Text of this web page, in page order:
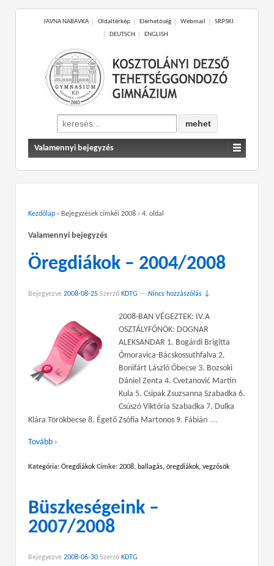
JAVNA NABAVKA Oldaltérkép Elérhetőség Webmail
SRPSKI
DEUTSCH
ENGLISH
Search
for:
Valamennyi bejegyzés
Kezdőlap › Bejegyzések címkéi 2008 › 4. oldal
Valamennyi bejegyzés
Öregdiákok – 2004/2008
Bejegyezve 2008-08-25 Szerző KDTG — Nincs hozzászólás ↓
2008-BAN VÉGEZTEK: IV.A
OSZTÁLYFŐNÖK: DOGNAR
ALEKSANDAR 1. Bogárdi Brigitta
Ómoravica-Bácskossuthfalva 2.
Bonifárt László Óbecse 3. Bozsoki
Dániel Zenta 4. Cvetanović Martin
Kula 5. Csipak Zsuzsanna Szabadka 6.
Csúszó Viktória Szabadka 7. Dulka
Klára Törökbecse 8. Égető Zsófia Martonos 9. Fábián …
Tovább ›
Kategória: Öregdiákok Címke: 2008, ballagás, öregdiákok, vegzősök
Büszkeségeink –
2007/2008
Bejegyezve 2008-06-30 Szerző KDTG